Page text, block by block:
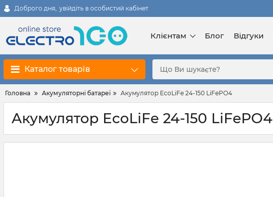
Доброго дня, увійдіть в особистий кабінет
Клієнтам Блог Відгуки
Каталог товарів
Головна Акумуляторні батареї Акумулятор EcoLiFe 24-150 LiFePO4
Акумулятор EcoLiFe 24-150 LiFePO4